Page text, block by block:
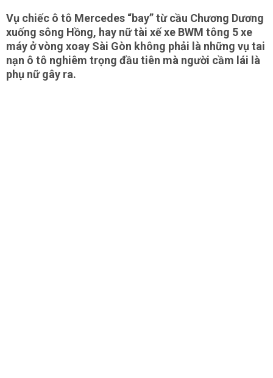
Vụ chiếc ô tô Mercedes “bay” từ cầu Chương Dương
xuống sông Hồng, hay nữ tài xế xe BWM tông 5 xe
máy ở vòng xoay Sài Gòn không phải là những vụ tai
nạn ô tô nghiêm trọng đầu tiên mà người cầm lái là
phụ nữ gây ra.